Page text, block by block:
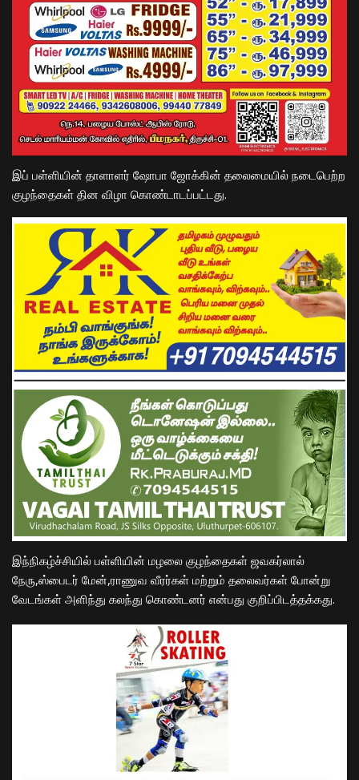
இப் பள்ளியின் தாளாளர் ஷோபா ஜோக்கின் தலைமையில் நடைபெற்ற
குழந்தைகள் தின விழா கொண்டாடப்பட்டது.
இந்நிகழ்ச்சியில் பள்ளியின் மழலை குழந்தைகள் ஜவகர்லால்
நேரு,ஸ்பைடர் மேன்,ராணுவ வீரர்கள் மற்றும் தலைவர்கள் போன்று
வேடங்கள் அளிந்து கலந்து கொண்டனர் என்பது குறிப்பிடத்தக்கது.